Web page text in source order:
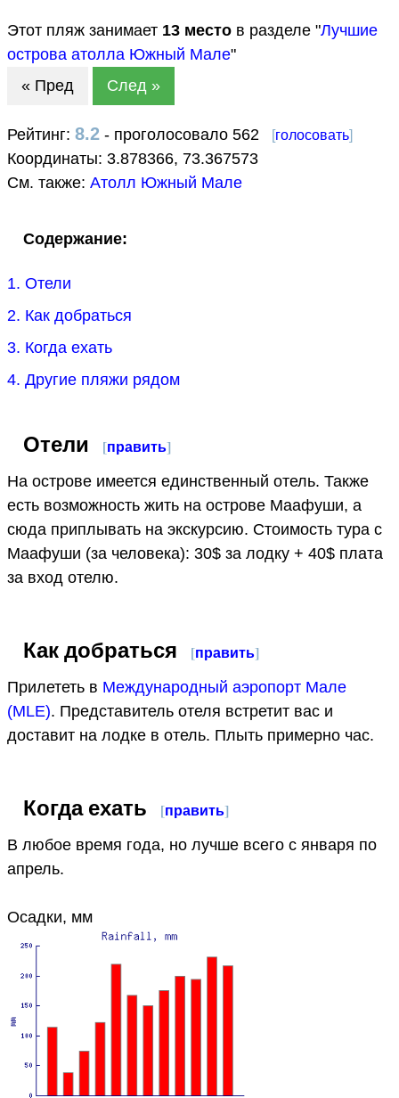
Этот пляж занимает 13 место в разделе "Лучшие
острова атолла Южный Мале"
« Пред
След »
Рейтинг: 8.2 - проголосовало 562 [голосовать]
Координаты: 3.878366, 73.367573
См. также: Атолл Южный Мале
Содержание:
1. Отели
2. Как добраться
3. Когда ехать
4. Другие пляжи рядом
Отели [править]
На острове имеется единственный отель. Также
есть возможность жить на острове Маафуши, а
сюда приплывать на экскурсию. Стоимость тура с
Маафуши (за человека): 30$ за лодку + 40$ плата
за вход отелю.
Как добраться [править]
Прилететь в Международный аэропорт Мале
(MLE). Представитель отеля встретит вас и
доставит на лодке в отель. Плыть примерно час.
Когда ехать [править]
В любое время года, но лучше всего с января по
апрель.
Осадки, мм